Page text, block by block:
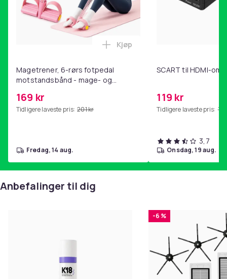
Magetrener, 6-rørs fotpedal
motstandsbånd - mage- og
hjemmegymnastikk Pink
169 kr
Tidligere laveste pris: 201 kr
Legg Magetrener, 6-rørs
Kjøp
fredag, 14 aug.
SCART til HDMI-
119 kr
Tidligere laveste pris:
3,7
onsdag, 19 aug.
Anbefalinger til dig
-6 %